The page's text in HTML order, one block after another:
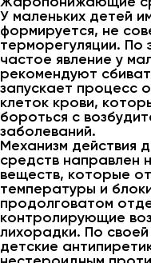
У маленьких детей
формируется, не
терморегуляции. По
частое явление у
рекомендуют
запускает процесс
клеток крови,
бороться с
заболеваний.
Механизм действия
средств направлен
веществ, которые
температуры и
продолговатом
контролирующие
лихорадки. По
детские